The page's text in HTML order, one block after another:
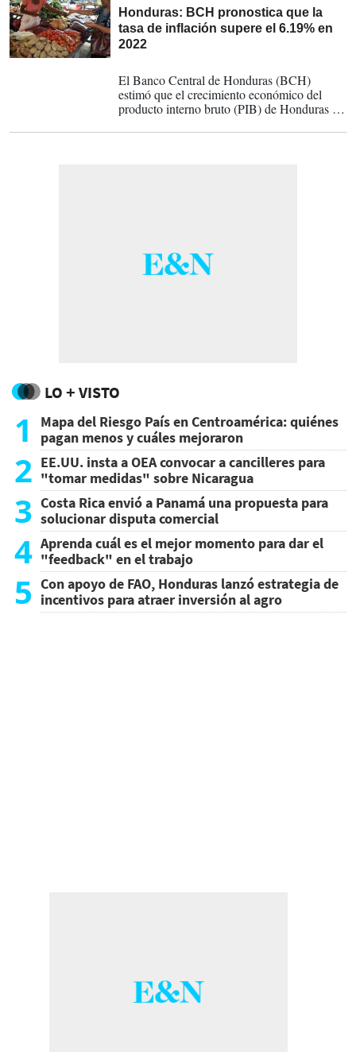
Honduras: BCH pronostica que la
tasa de inflación supere el 6.19% en
2022
El Banco Central de Honduras (BCH)
estimó que el crecimiento económico del
producto interno bruto (PIB) de Honduras se
además, advirtió que la inflación para este
LO + VISTO
1
Mapa del Riesgo País en Centroamérica: quiénes
pagan menos y cuáles mejoraron
2 EE.UU. insta a OEA convocar a cancilleres para
"tomar medidas" sobre Nicaragua
3 Costa Rica envió a Panamá una propuesta para
solucionar disputa comercial
4 Aprenda cuál es el mejor momento para dar el
"feedback" en el trabajo
5 Con apoyo de FAO, Honduras lanzó estrategia de
incentivos para atraer inversión al agro